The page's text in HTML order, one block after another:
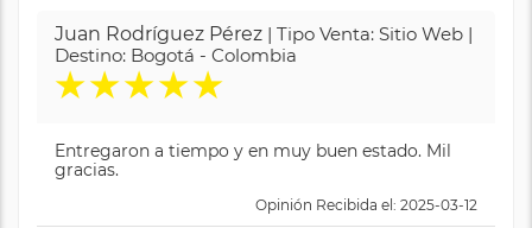
Juan Rodríguez Pérez | Tipo Venta: Sitio Web |
Destino: Bogotá - Colombia
★★★★★
Entregaron a tiempo y en muy buen estado. Mil
gracias.
Opinión Recibida el: 2025-03-12